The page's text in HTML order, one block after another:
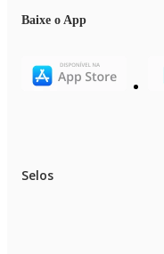
Baixe o App
Selos